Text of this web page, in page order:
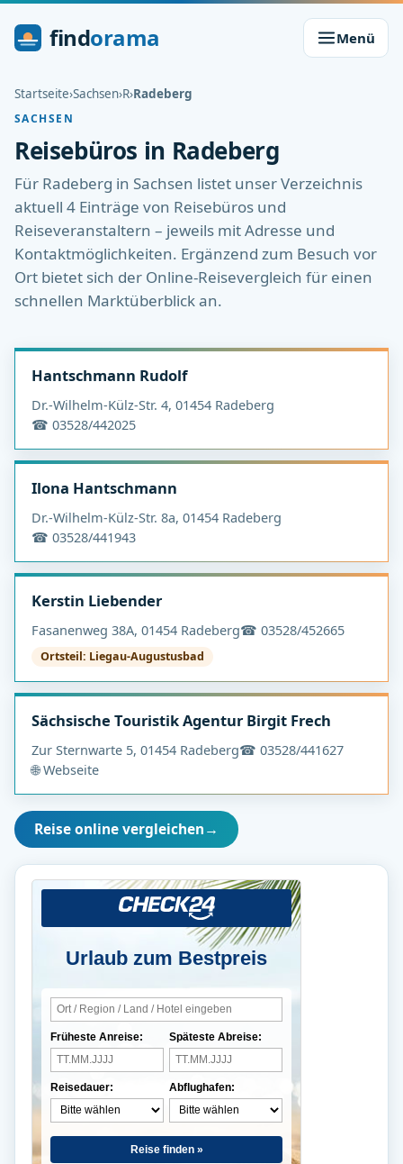
findorama Menü
Startseite›Sachsen›R›Radeberg
SACHSEN
Reisebüros in Radeberg
Für Radeberg in Sachsen listet unser Verzeichnis
aktuell 4 Einträge von Reisebüros und
Reiseveranstaltern – jeweils mit Adresse und
Kontaktmöglichkeiten. Ergänzend zum Besuch vor
Ort bietet sich der Online-Reisevergleich für einen
schnellen Marktüberblick an.
Hantschmann Rudolf
Dr.-Wilhelm-Külz-Str. 4, 01454 Radeberg
☎ 03528/442025
Ilona Hantschmann
Dr.-Wilhelm-Külz-Str. 8a, 01454 Radeberg
☎ 03528/441943
Kerstin Liebender
Fasanenweg 38A, 01454 Radeberg☎ 03528/452665
Ortsteil: Liegau-Augustusbad
Sächsische Touristik Agentur Birgit Frech
Zur Sternwarte 5, 01454 Radeberg☎ 03528/441627
🌐 Webseite
Reise online vergleichen→
Urlaub zum Bestpreis
Früheste Anreise:
Reisedauer:
Späteste Abreise:
Abflughafen:
Reise finden »